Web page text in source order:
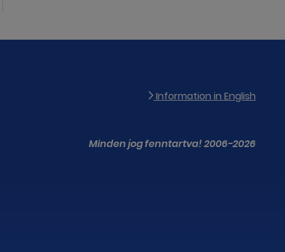
Information in English
Minden jog fenntartva! 2006-2026